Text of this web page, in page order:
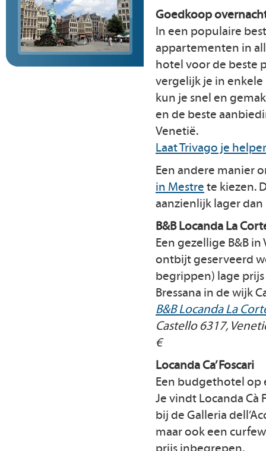
Goedkoop
In een populaire
appartementen in
hotel voor de beste
vergelijk je in
kun je snel en
en de beste
Venetië.
Laat Trivago je
Een andere manier
in Mestrete kiezen.
aanzienlijk lager dan
B&B Locanda La
Een gezellige B&B
ontbijt geserveerd
begrippen) lage
Bressana in de wijk
B&B Locanda La
Castello 6317,
€
Locanda Ca’ Foscari
Een budgethotel op
Je vindt Locanda Cà
bij de Galleria
maar ook een